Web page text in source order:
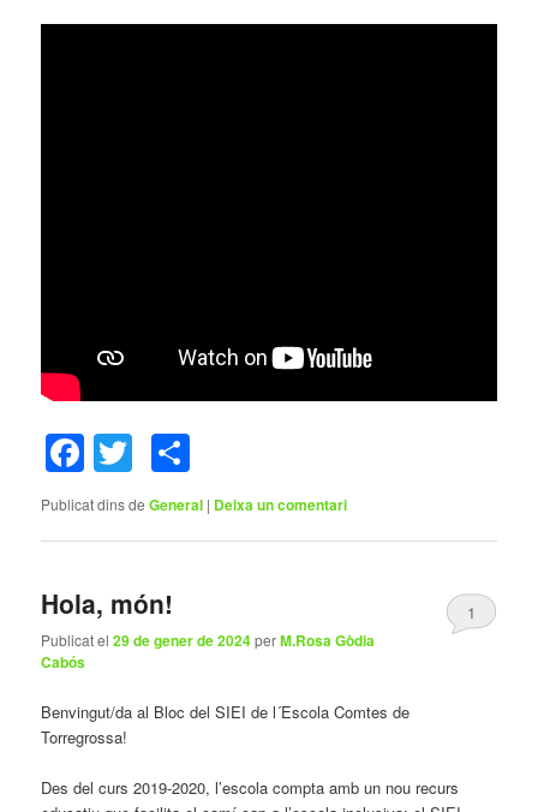
Facebook
Twitter
Publicat dins de General | Deixa un comentari
Hola, món!
Publicat el29 de gener de 2024perM.Rosa Gòdia
Cabós
1
Benvingut/da al Bloc del SIEI de l´Escola Comtes de
Torregrossa!
Des del curs 2019-2020, l’escola compta amb un nou recurs